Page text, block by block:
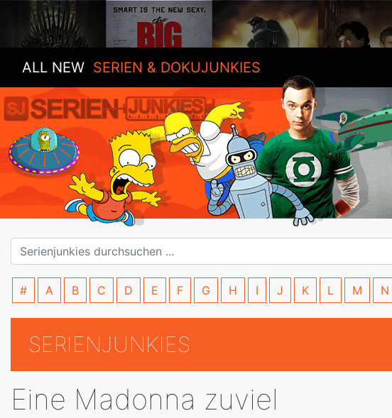
ALL NEW SERIEN & DOKUJUNKIES
# A B C D E F G H I J K L M N
SERIENJUNKIES
Eine Madonna zuviel